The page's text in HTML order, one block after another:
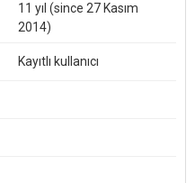
11 yıl (since 27 Kasım
2014)
Kayıtlı kullanıcı